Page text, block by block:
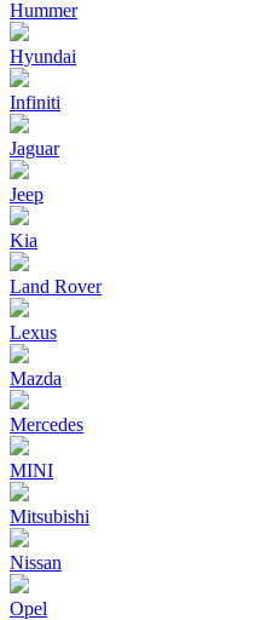
Hummer
Hyundai
Infiniti
Jaguar
Jeep
Kia
Land Rover
Lexus
Mazda
Mercedes
MINI
Mitsubishi
Nissan
Opel